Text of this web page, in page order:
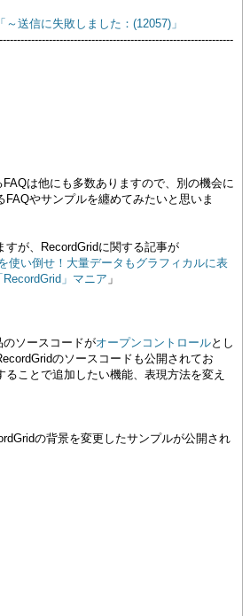
送信に失敗しました：(12057)」
は他にも多数ありますので、別の機会に
FAQやサンプルを纏めてみたいと思いま
すが、RecordGridに関する記事が
使い倒せ！大量データもグラフィカルに表
」マニア 」
ソースコードがオープンコントロールとし
のソースコードも公開されてお
ることで追加したい機能、表現方法を変え
の背景を変更したサンプルが公開され